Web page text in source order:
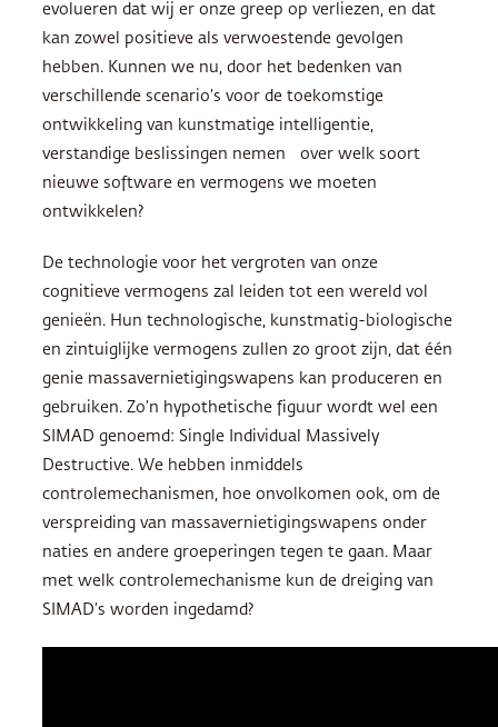
evolueren dat wij er onze greep op verliezen, en dat
kan zowel positieve als verwoestende gevolgen
hebben. Kunnen we nu, door het bedenken van
verschillende scenario’s voor de toekomstige
ontwikkeling van kunstmatige intelligentie,
verstandige beslissingen nemen over welk soort
nieuwe software en vermogens we moeten
ontwikkelen?
De technologie voor het vergroten van onze
cognitieve vermogens zal leiden tot een wereld vol
genieën. Hun technologische, kunstmatig-biologische
en zintuiglijke vermogens zullen zo groot zijn, dat één
genie massavernietigingswapens kan produceren en
gebruiken. Zo’n hypothetische figuur wordt wel een
SIMAD genoemd: Single Individual Massively
Destructive. We hebben inmiddels
controlemechanismen, hoe onvolkomen ook, om de
verspreiding van massavernietigingswapens onder
naties en andere groeperingen tegen te gaan. Maar
met welk controlemechanisme kun de dreiging van
SIMAD’s worden ingedamd?